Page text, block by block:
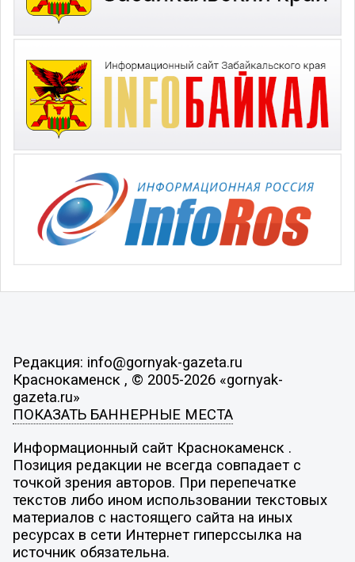
Редакция: info@gornyak-gazeta.ru
Краснокаменск , © 2005-2026 «gornyak-
gazeta.ru»
ПОКАЗАТЬ БАННЕРНЫЕ МЕСТА
Информационный сайт Краснокаменск .
Позиция редакции не всегда совпадает с
точкой зрения авторов. При перепечатке
текстов либо ином использовании текстовых
материалов с настоящего сайта на иных
ресурсах в сети Интернет гиперссылка на
источник обязательна.